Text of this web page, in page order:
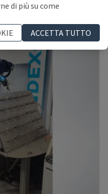
94.000 €
di più su come
ACCETTA TUTTO